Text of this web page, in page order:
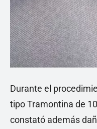
Durante el
tipo Tramontina de
constató además